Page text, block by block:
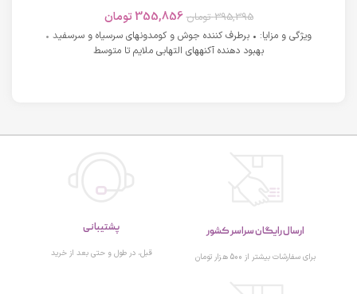
395,395 تومان 355,856 تومان
ویژگی و مزایا: • برطرف کننده جوش و کومدونهای سرسیاه و سرسفید •
بهبود دهنده آکنههای التهابی ملایم تا متوسط
ارسال رایگان سراسر کشور
برای سفارشات بیشتر از 500 هزار تومان
پشتیبانی
قبل، در طول و حتی بعد از خرید